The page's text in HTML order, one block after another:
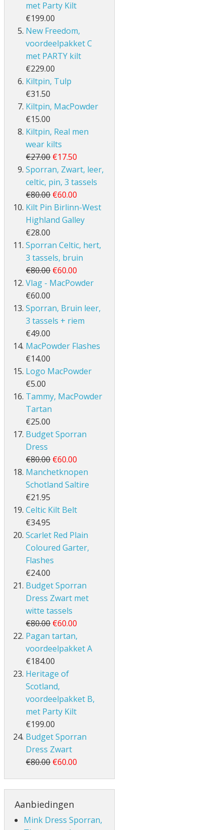
met Party Kilt
€199.00
New Freedom,
voordeelpakket C
met PARTY kilt
€229.00
Kiltpin, Tulp
€31.50
Kiltpin, MacPowder
€15.00
Kiltpin, Real men
wear kilts
€27.00 €17.50
Sporran, Zwart, leer,
celtic, pin, 3 tassels
€80.00 €60.00
Kilt Pin Birlinn-West
Highland Galley
€28.00
Sporran Celtic, hert,
3 tassels, bruin
€80.00 €60.00
Vlag - MacPowder
€60.00
Sporran, Bruin leer,
3 tassels + riem
€49.00
MacPowder Flashes
€14.00
Logo MacPowder
€5.00
Tammy, MacPowder
Tartan
€25.00
Budget Sporran
Dress
€80.00 €60.00
Manchetknopen
Schotland Saltire
€21.95
Celtic Kilt Belt
€34.95
Scarlet Red Plain
Coloured Garter,
Flashes
€24.00
Budget Sporran
Dress Zwart met
witte tassels
€80.00 €60.00
Pagan tartan,
voordeelpakket A
€184.00
Heritage of
Scotland,
voordeelpakket B,
met Party Kilt
€199.00
Budget Sporran
Dress Zwart
€80.00 €60.00
Aanbiedingen
Mink Dress Sporran,